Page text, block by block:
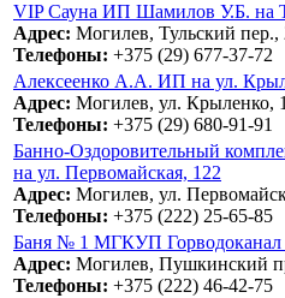
VIP Сауна ИП Шамилов У.Б. на
Адрес: Могилев, Тульский пер.,
Телефоны: +375 (29) 677-37-72
Алексеенко А.А. ИП на ул.
Адрес: Могилев, ул. Крыленко,
Телефоны: +375 (29) 680-91-91
Банно-Оздоровительный
на ул. Первомайская, 122
Адрес: Могилев, ул.
Телефоны: +375 (222) 25-65-85
Баня № 1 МГКУП Горводоканал
Адрес: Могилев, Пушкинский
Телефоны: +375 (222) 46-42-75